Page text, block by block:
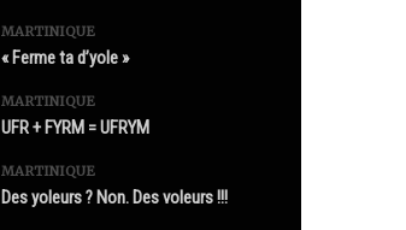
MARTINIQUE
« Ferme ta d’yole »
MARTINIQUE
UFR + FYRM = UFRYM
MARTINIQUE
Des yoleurs ? Non. Des voleurs !!!